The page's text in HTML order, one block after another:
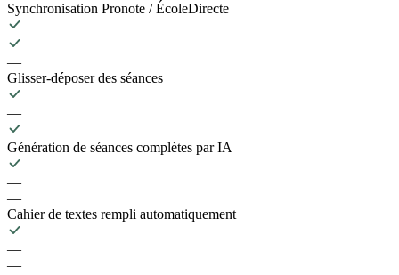
Synchronisation Pronote / ÉcoleDirecte
—
Glisser-déposer des séances
—
Génération de séances complètes par IA
—
—
Cahier de textes rempli automatiquement
—
—